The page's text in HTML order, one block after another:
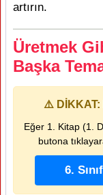
artırın.
Üretmek
Başka
⚠️ DİKKAT:
Eğer 1. Kitap (1.
butona
6.